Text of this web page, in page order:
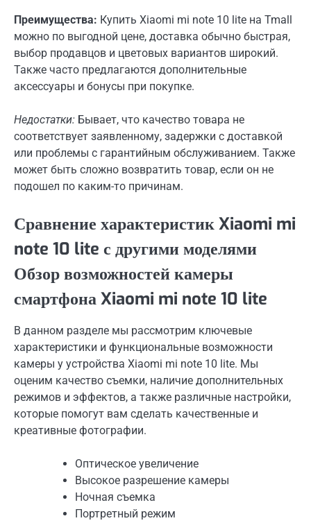
Преимущества: Купить Xiaomi mi note 10 lite на Tmall
можно по выгодной цене, доставка обычно быстрая,
выбор продавцов и цветовых вариантов широкий.
Также часто предлагаются дополнительные
аксессуары и бонусы при покупке.
Недостатки: Бывает, что качество товара не
соответствует заявленному, задержки с доставкой
или проблемы с гарантийным обслуживанием. Также
может быть сложно возвратить товар, если он не
подошел по каким-то причинам.
Сравнение характеристик Xiaomi mi
note 10 lite с другими моделями
Обзор возможностей камеры
смартфона Xiaomi mi note 10 lite
В данном разделе мы рассмотрим ключевые
характеристики и функциональные возможности
камеры у устройства Xiaomi mi note 10 lite. Мы
оценим качество съемки, наличие дополнительных
режимов и эффектов, а также различные настройки,
которые помогут вам сделать качественные и
креативные фотографии.
Оптическое увеличение
Высокое разрешение камеры
Ночная съемка
Портретный режим